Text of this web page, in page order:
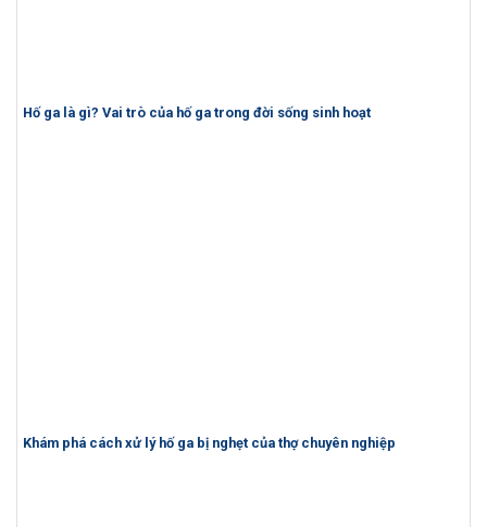
Hố ga là gì? Vai trò của hố ga trong đời sống sinh hoạt
Khám phá cách xử lý hố ga bị nghẹt của thợ chuyên nghiệp